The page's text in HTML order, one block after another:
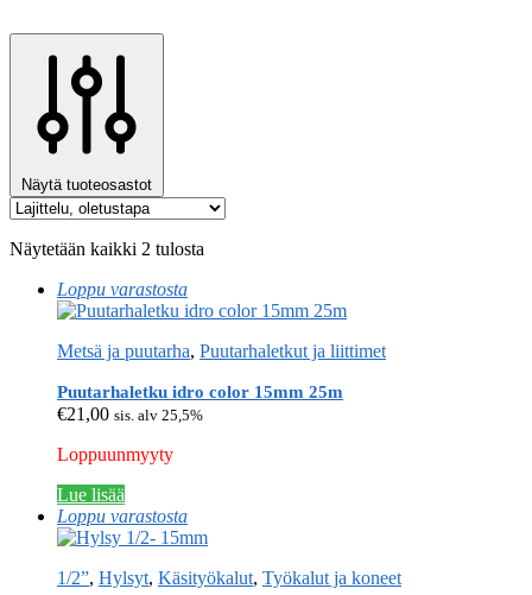
Näytä tuoteosastot
Näytetään kaikki 2 tulosta
Loppu varastosta
Metsä ja puutarha, Puutarhaletkut ja liittimet
Puutarhaletku idro color 15mm 25m
€21,00 sis. alv 25,5%
Loppuunmyyty
Lue lisää
Loppu varastosta
1/2”, Hylsyt, Käsityökalut, Työkalut ja koneet